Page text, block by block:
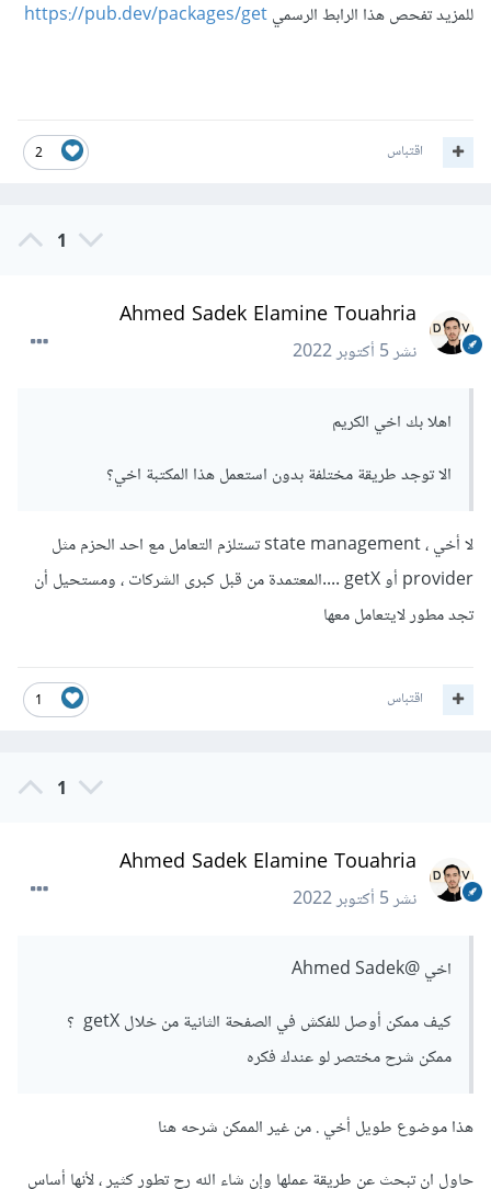
للمزيد تفحص هذا الرابط الرسميhttps://pub.dev/packages/get
2 اقتباس
1
Ahmed Sadek Elamine Touahria
نشر5 أكتوبر 2022
اهلا بك اخي الكريم
الا توجد طريقة مختلفة بدون استعمل هذا المكتبة اخي؟
لا أخي ، state management تستلزم التعامل مع احد الحزم مثل
provider أو getX ....المعتمدة من قبل كبرى الشركات ، ومستحيل أن
تجد مطور لايتعامل معها
1 اقتباس
1
Ahmed Sadek Elamine Touahria
نشر5 أكتوبر 2022
اخي@Ahmed Sadek
كيف ممكن أوصل للفكش في الصفحة الثانية من خلال getX ؟
ممكن شرح مختصر لو عندك فكره
هذا موضوع طويل أخي . من غير الممكن شرحه هنا
حاول ان تبحث عن طريقة عملها وإن شاء الله رح تطور كثير ، لأنها أساس